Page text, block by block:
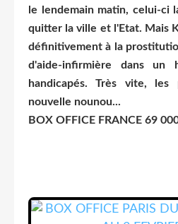
le lendemain matin, celui-ci
quitter la ville et l'Etat. Mais
définitivement à la
d'aide-infirmière dans un
handicapés. Très vite,
nouvelle nounou...
BOX OFFICE FRANCE 69